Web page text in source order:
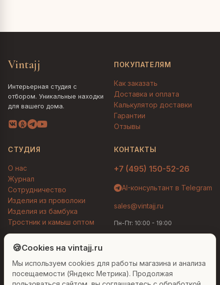
Vintajj
Интерьерная студия с
отбором. Уникальные находки
для вашего дома.
ПОКУПАТЕЛЯМ
Как заказать
Доставка и оплата
Калькулятор доставки
Гарантии
Отзывы
СТУДИЯ
О нас
Журнал
Сотрудничество
Изделия из проволоки
Изделия из бамбука
Тростник и камыш оптом
КОНТАКТЫ
+7 (495) 150-52-26
AI-консультант в Telegram
sales@vintajj.ru
Пн-Пт: 10:00 - 19:00
© 2026 Vintajj. Все права защищены.
Договор оферты
Политика конфиденциальности
Согласие на обработку ПДн
Настройки cookies
🍪Cookies на vintajj.ru
Мы используем cookies для работы магазина и анализа
посещаемости (Яндекс Метрика). Продолжая
Людмила
Привет! Я Людмила, ваш персональный
консультант по декору. Чем могу помочь?